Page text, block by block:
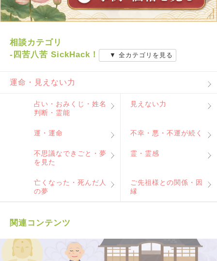
相談カテゴリ
-四苦八苦 SickHack！
▼ 全カテゴリを見る
運命・見えない力
占い・おみくじ・姓名
判断・霊能
見えない力
運・運命 不幸・悪・不運が続く
不思議なできごと・夢
を見た
霊・霊感
亡くなった・死んだ人
の夢
ご先祖様との関係・因
縁
関連コンテンツ